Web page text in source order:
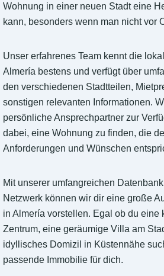
Wohnung in einer neuen Stadt eine
kann, besonders wenn man nicht vor
Unser erfahrenes Team kennt die
Almería bestens und verfügt über
den verschiedenen Stadtteilen,
sonstigen relevanten Informationen.
persönliche Ansprechpartner zur
dabei, eine Wohnung zu finden, die
Anforderungen und Wünschen
Mit unserer umfangreichen
Netzwerk können wir dir eine große
in Almería vorstellen. Egal ob du eine
Zentrum, eine geräumige Villa am
idyllisches Domizil in Küstennähe
passende Immobilie für dich.